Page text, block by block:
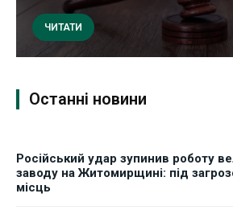
ЧИТАТИ
Останні новини
Російський удар зупинив роботу
заводу на Житомирщині: під
місць